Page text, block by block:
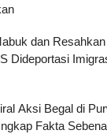
dan
Dideportasi
Aksi Begal di
Fakta